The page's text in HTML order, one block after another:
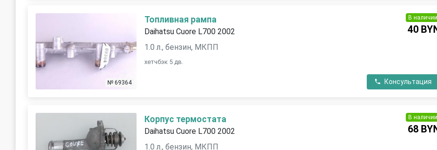
№ 69364
Топливная рампа
Daihatsu Cuore L700 2002
1.0 л., бензин, МКПП
хетчбэк 5 дв.
В наличии
40
Консультация
Корпус термостата
Daihatsu Cuore L700 2002
1.0 л., бензин, МКПП
В наличии
68